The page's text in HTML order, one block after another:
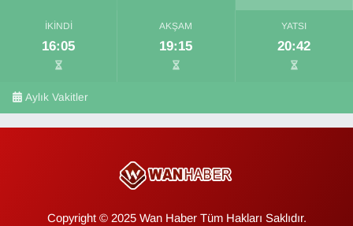
İKINDI
16:05
AKŞAM
19:15
YATSI
20:42
Aylık Vakitler
Copyright © 2025 Wan Haber Tüm Hakları Saklıdır.